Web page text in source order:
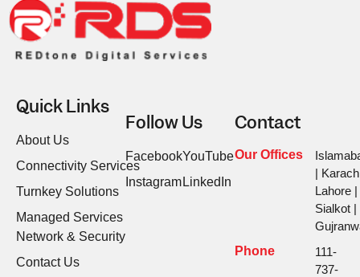
Quick Links
About Us
Connectivity Services
Turnkey Solutions
Managed Services
Network & Security
Contact Us
Follow Us
Facebook
Instagram
YouTube
LinkedIn
Contact
Our Offices
|
Lahore |
Sialkot |
Phone
111-
737-